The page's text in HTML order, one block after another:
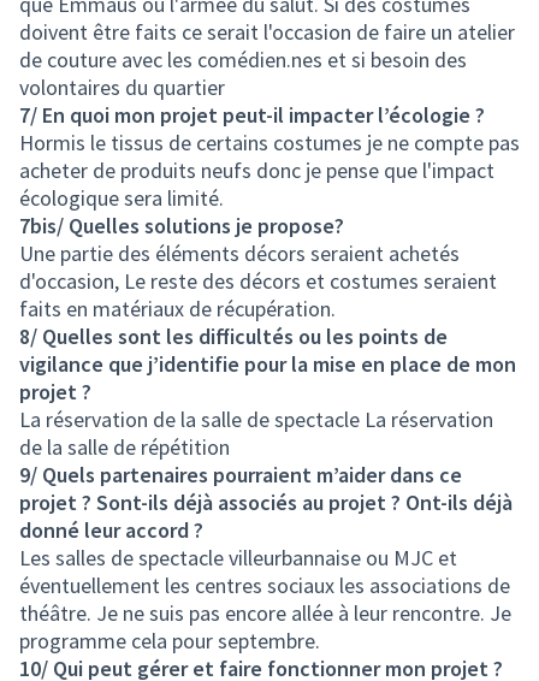
doivent être faits ce serait l'occasion de faire un atelier
de couture avec les comédien.nes et si besoin des
volontaires du quartier
7/ En quoi mon projet peut-il impacter l’écologie ?
Hormis le tissus de certains costumes je ne compte pas
acheter de produits neufs donc je pense que l'impact
écologique sera limité.
7bis/ Quelles solutions je propose?
Une partie des éléments décors seraient achetés
d'occasion, Le reste des décors et costumes seraient
faits en matériaux de récupération.
8/ Quelles sont les difficultés ou les points de
vigilance que j’identifie pour la mise en place de mon
projet ?
La réservation de la salle de spectacle La réservation
de la salle de répétition
9/ Quels partenaires pourraient m’aider dans ce
projet ? Sont-ils déjà associés au projet ? Ont-ils déjà
donné leur accord ?
Les salles de spectacle villeurbannaise ou MJC et
éventuellement les centres sociaux les associations de
théâtre. Je ne suis pas encore allée à leur rencontre. Je
programme cela pour septembre.
10/ Qui peut gérer et faire fonctionner mon projet ?